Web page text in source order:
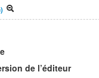
de l’éditeur